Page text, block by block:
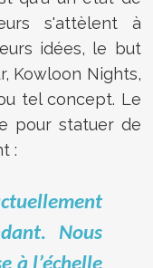
s'attèlent à
idées, le but
Kowloon Nights,
tel concept. Le
pour statuer de
:
Nous